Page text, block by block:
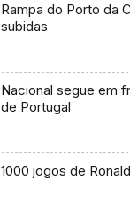
Rampa do Porto da
subidas
Nacional segue em
de Portugal
1000 jogos de